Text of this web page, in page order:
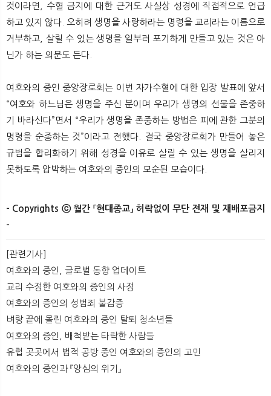
것이라면, 수혈 금지에 대한 근거도 사실상 성경에 직접적으로 언급
하고 있지 않다. 오히려 생명을 사랑하라는 명령을 교리라는 이름으로
거부하고, 살릴 수 있는 생명을 일부러 포기하게 만들고 있는 것은 아
닌가 하는 의문도 든다.
여호와의 증인 중앙장로회는 이번 자가수혈에 대한 입장 발표에 앞서
“여호와 하느님은 생명을 주신 분이며 우리가 생명의 선물을 존중하
기 바라신다”면서 “우리가 생명을 존중하는 방법은 피에 관한 그분의
명령을 순종하는 것”이라고 전했다. 결국 중앙장로회가 만들어 놓은
규범을 합리화하기 위해 성경을 이유로 살릴 수 있는 생명을 살리지
못하도록 압박하는 여호와의 증인의 모순된 모습이다.
- Copyrights ⓒ 월간 「현대종교」 허락없이 무단 전재 및 재배포금지
-​ ​
[관련기사]
여호와의 증인, 글로벌 동향 업데이트
교리 수정한 여호와의 증인의 사정
여호와의 증인의 성범죄 불감증
벼랑 끝에 몰린 여호와의 증인 탈퇴 청소년들
여호와의 증인, 배척받는 타락한 사람들
유럽 곳곳에서 법적 공방 중인 여호와의 증인의 고민
여호와의 증인과 『양심의 위기』